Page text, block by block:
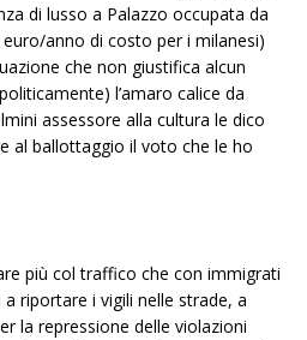
di lusso a Palazzo occupata da
anno di costo per i milanesi)
che non giustifica alcun
l’amaro calice da
assessore alla cultura le dico
al ballottaggio il voto che le ho
più col traffico che con immigrati
riportare i vigili nelle strade, a
la repressione delle violazioni